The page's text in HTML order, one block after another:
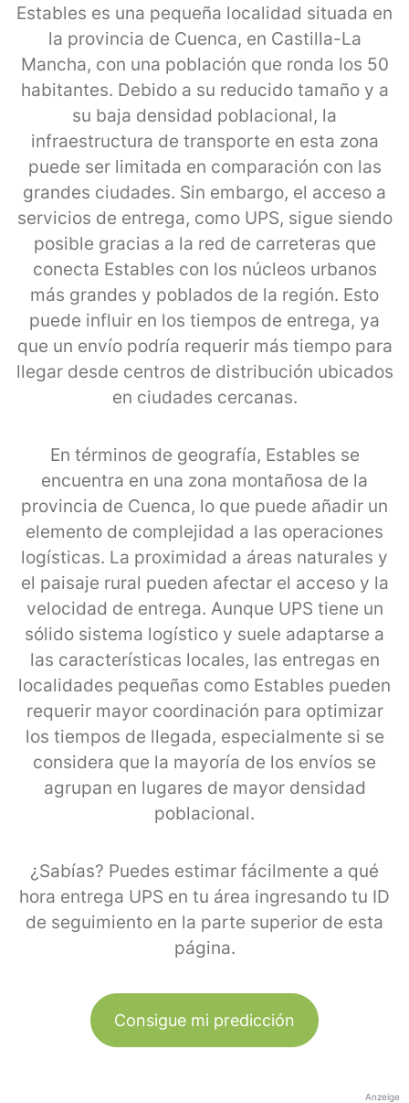
Estables es una pequeña localidad situada en
la provincia de Cuenca, en Castilla-La
Mancha, con una población que ronda los 50
habitantes. Debido a su reducido tamaño y a
su baja densidad poblacional, la
infraestructura de transporte en esta zona
puede ser limitada en comparación con las
grandes ciudades. Sin embargo, el acceso a
servicios de entrega, como UPS, sigue siendo
posible gracias a la red de carreteras que
conecta Estables con los núcleos urbanos
más grandes y poblados de la región. Esto
puede influir en los tiempos de entrega, ya
que un envío podría requerir más tiempo para
llegar desde centros de distribución ubicados
en ciudades cercanas.
En términos de geografía, Estables se
encuentra en una zona montañosa de la
provincia de Cuenca, lo que puede añadir un
elemento de complejidad a las operaciones
logísticas. La proximidad a áreas naturales y
el paisaje rural pueden afectar el acceso y la
velocidad de entrega. Aunque UPS tiene un
sólido sistema logístico y suele adaptarse a
las características locales, las entregas en
localidades pequeñas como Estables pueden
requerir mayor coordinación para optimizar
los tiempos de llegada, especialmente si se
considera que la mayoría de los envíos se
agrupan en lugares de mayor densidad
poblacional.
¿Sabías? Puedes estimar fácilmente a qué
hora entrega UPS en tu área ingresando tu ID
de seguimiento en la parte superior de esta
página.
Consigue mi predicción
Anzeige